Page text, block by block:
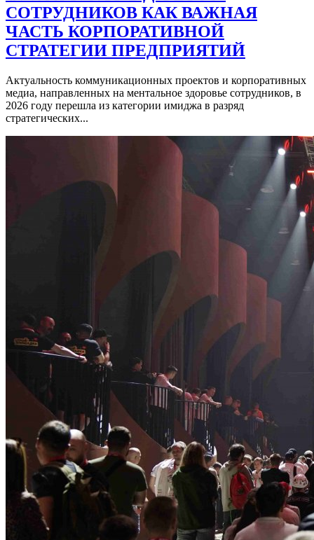
СОТРУДНИКОВ КАК ВАЖНАЯ
ЧАСТЬ КОРПОРАТИВНОЙ
СТРАТЕГИИ ПРЕДПРИЯТИЙ
Актуальность коммуникационных проектов и корпоративных
медиа, направленных на ментальное здоровье сотрудников, в
2026 году перешла из категории имиджа в разряд
стратегических...